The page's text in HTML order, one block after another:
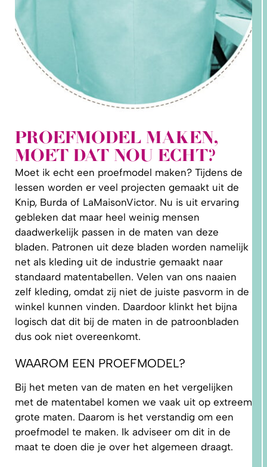
PROEFMODEL MAKEN,
MOET DAT NOU ECHT?
Moet ik echt een proefmodel maken? Tijdens de
lessen worden er veel projecten gemaakt uit de
Knip, Burda of LaMaisonVictor. Nu is uit ervaring
gebleken dat maar heel weinig mensen
daadwerkelijk passen in de maten van deze
bladen. Patronen uit deze bladen worden namelijk
net als kleding uit de industrie gemaakt naar
standaard matentabellen. Velen van ons naaien
zelf kleding, omdat zij niet de juiste pasvorm in de
winkel kunnen vinden. Daardoor klinkt het bijna
logisch dat dit bij de maten in de patroonbladen
dus ook niet overeenkomt.
WAAROM EEN PROEFMODEL?
Bij het meten van de maten en het vergelijken
met de matentabel komen we vaak uit op extreem
grote maten. Daarom is het verstandig om een
proefmodel te maken. Ik adviseer om dit in de
maat te doen die je over het algemeen draagt.
2. HOE
LEER IK
PATRONEN
OP MAAT
MAKEN?
NIKS
GOED?
NIET AAN